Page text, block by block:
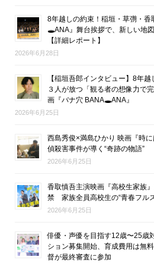
8年越しの約束！稲垣・草彅・
🕳ANA』舞台挨拶で、新しい地
【詳細レポート】
2026年6月28日
【稲垣吾郎インタビュー】8年
３人が放つ「観る者の想像力で
画『バナ穴 BANA🕳ANA』
2026年6月25日
西島秀俊×満島ひかり 映画『時
偵殺害事件が導く“奇跡の物語”
2026年6月25日
香取慎吾主演映画『高校生家族
禁 家族全員高校生の“青春フル
2026年6月25日
俳優・声優を目指す12歳〜25歳
ション募集開始、育成費用は無
督が最終審査に参加